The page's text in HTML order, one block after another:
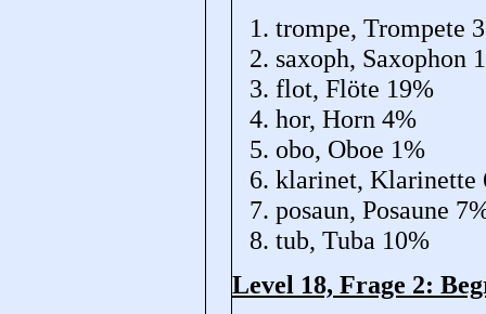
trompe, Trompete
saxoph, Saxophon
flot, Flöte 19%
hor, Horn 4%
obo, Oboe 1%
klarinet, Klarinette
posaun, Posaune
tub, Tuba 10%
Level 18, Frage 2: